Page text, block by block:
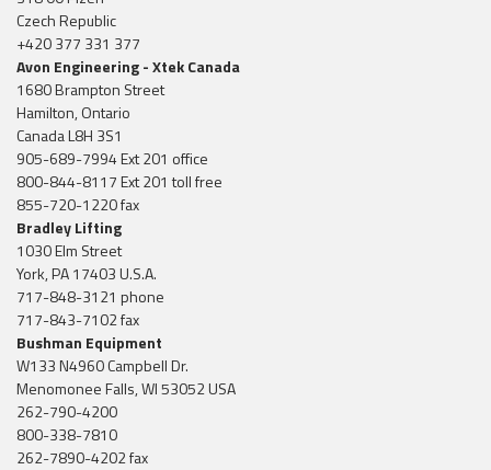
Czech Republic
+420 377 331 377
Avon Engineering - Xtek Canada
1680 Brampton Street
Hamilton, Ontario
Canada L8H 3S1
905-689-7994 Ext 201 office
800-844-8117 Ext 201 toll free
855-720-1220 fax
Bradley Lifting
1030 Elm Street
York, PA 17403 U.S.A.
717-848-3121 phone
717-843-7102 fax
Bushman Equipment
W133 N4960 Campbell Dr.
Menomonee Falls, WI 53052 USA
262-790-4200
800-338-7810
262-7890-4202 fax